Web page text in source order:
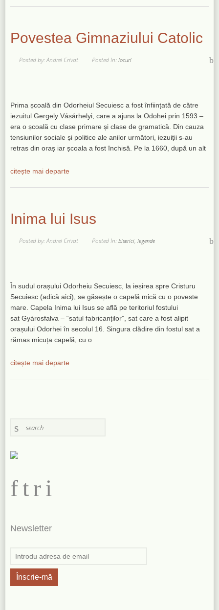
Povestea Gimnaziului Catolic
Posted by: Andrei Crivat Posted In:locuri
Prima școală din Odorheiul Secuiesc a fost înființată de către
iezuitul Gergely Vásárhelyi, care a ajuns la Odohei prin 1593 –
era o școală cu clase primare și clase de gramatică. Din cauza
tensiunilor sociale și politice ale anilor următori, iezuiții s-au
retras din oraș iar școala a fost închisă. Pe la 1660, după un alt
citește mai departe
Inima lui Isus
Posted by: Andrei Crivat Posted In:biserici,legende
În sudul orașului Odorheiu Secuiesc, la ieșirea spre Cristuru
Secuiesc (adică aici), se găsește o capelă mică cu o poveste
mare. Capela Inima lui Isus se află pe teritoriul fostului
sat Gyárosfalva – “satul fabricanților”, sat care a fost alipit
orașului Odorhei în secolul 16. Singura clădire din fostul sat a
rămas micuța capelă, cu o
citește mai departe
ftri
Newsletter